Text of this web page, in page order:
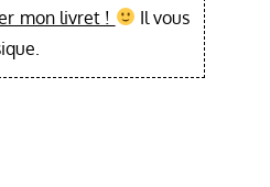
mon livret !
Il vous